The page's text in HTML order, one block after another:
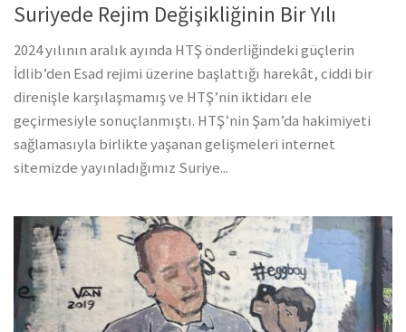
Suriyede Rejim Değişikliğinin Bir Yılı
2024 yılının aralık ayında HTŞ önderliğindeki güçlerin
İdlib’den Esad rejimi üzerine başlattığı harekât, ciddi bir
direnişle karşılaşmamış ve HTŞ’nin iktidarı ele
geçirmesiyle sonuçlanmıştı. HTŞ’nin Şam’da hakimiyeti
sağlamasıyla birlikte yaşanan gelişmeleri internet
sitemizde yayınladığımız Suriye...